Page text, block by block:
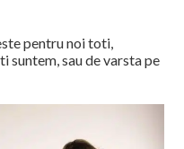
pentru noi toti,
suntem, sau de varsta pe